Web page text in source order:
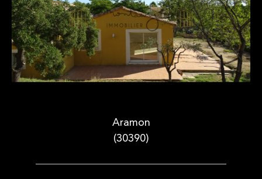
Aramon
(30390)